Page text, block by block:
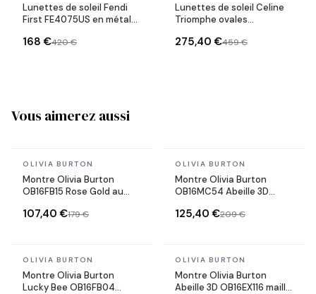
Lunettes de soleil Fendi
First FE4075US en métal
168 €420 €
Lunettes de soleil Celine
Triomphe ovales
275,40 €459 €
Vous aimerez aussi
En stock
OLIVIA BURTON
Montre Olivia Burton
OB16FB15 Rose Gold au
107,40 €179 €
En stock
OLIVIA BURTON
Montre Olivia Burton
OB16MC54 Abeille 3D
milanaise Argentée
125,40 €209 €
En stock
OLIVIA BURTON
Montre Olivia Burton
Lucky Bee OB16FB04
En stock
OLIVIA BURTON
Montre Olivia Burton
Abeille 3D OB16EX116 maille